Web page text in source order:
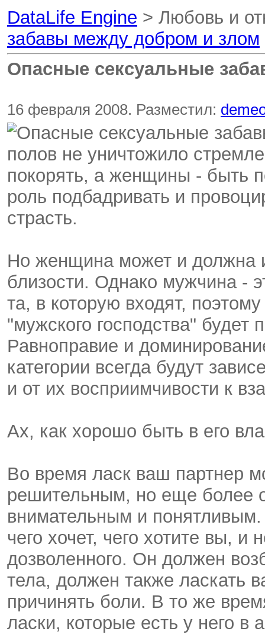
DataLife Engine > Любовь и
забавы между добром и злом
Опасные сексуальные
16 февраля 2008. Разместил:
полов не уничтожило
покорять, а женщины - быть
роль подбадривать и
страсть.
Но женщина может и должна
близости. Однако мужчина -
та, в которую входят,
"мужского господства" будет
Равноправие и
категории всегда будут
и от их восприимчивости к
Ах, как хорошо быть в его
Во время ласк ваш партнер
решительным, но еще более
внимательным и понятливым.
чего хочет, чего хотите вы, и
дозволенного. Он должен
тела, должен также ласкать
причинять боли. В то же
ласки, которые есть у него в